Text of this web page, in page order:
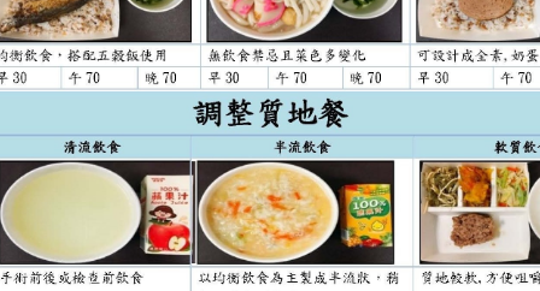
展